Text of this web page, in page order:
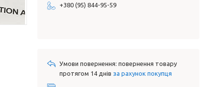
+380 (95) 844-95-59
повернення товару
протягом 14 днів за рахунок покупця